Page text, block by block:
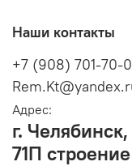
Наши контакты
+7 (908) 701-70-
Адрес:
г.
71П